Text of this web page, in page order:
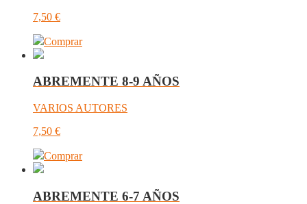
7,50 €
Comprar
ABREMENTE 8-9 AÑOS
VARIOS AUTORES
7,50 €
Comprar
ABREMENTE 6-7 AÑOS